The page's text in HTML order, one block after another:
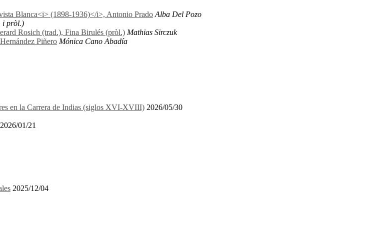
Blanca<i> (1898-1936)</i>, Antonio Prado Alba Del Pozo
i pròl.)
Rosich (trad.), Fina Birulés (pròl.) Mathias Sirczuk
Piñero Mónica Cano Abadía
en la Carrera de Indias (siglos XVI-XVIII) 2026/05/30
2026/01/21
2025/12/04